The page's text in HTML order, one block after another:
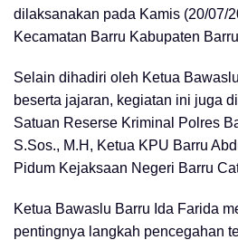
dilaksanakan pada Kamis (20/07/
Kecamatan Barru Kabupaten
Selain dihadiri oleh Ketua
beserta jajaran, kegiatan ini juga
Satuan Reserse Kriminal Polres
S.Sos., M.H, Ketua KPU Barru
Pidum Kejaksaan Negeri Barru
Ketua Bawaslu Barru Ida Farida
pentingnya langkah pencegahan